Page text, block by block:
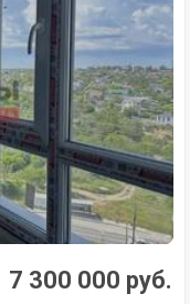
7 300 000 руб.